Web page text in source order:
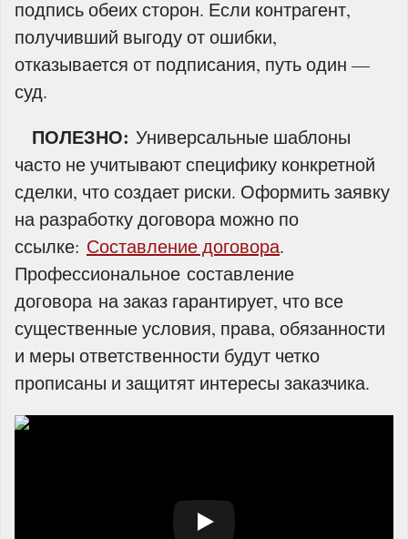
подпись обеих сторон. Если контрагент,
получивший выгоду от ошибки,
отказывается от подписания, путь один —
суд.
ПОЛЕЗНО: Универсальные шаблоны
часто не учитывают специфику конкретной
сделки, что создает риски. Оформить заявку
на разработку договора можно по
ссылке: Составление договора.
Профессиональное составление
договора на заказ гарантирует, что все
существенные условия, права, обязанности
и меры ответственности будут четко
прописаны и защитят интересы заказчика.